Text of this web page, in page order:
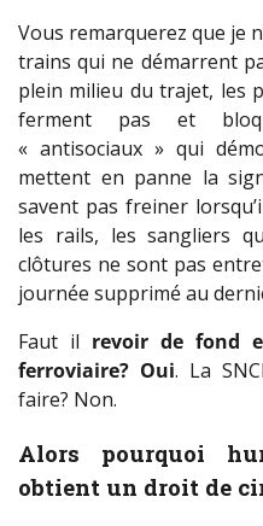
Vous remarquerez que je
trains qui ne démarrent
plein milieu du trajet, les
ferment pas et
« antisociaux » qui
mettent en panne la
savent pas freiner
les rails, les sangliers
clôtures ne sont pas
journée supprimé au
Faut il revoir de fond
ferroviaire? Oui. La
faire? Non.
Alors pourquoi
obtient un droit de